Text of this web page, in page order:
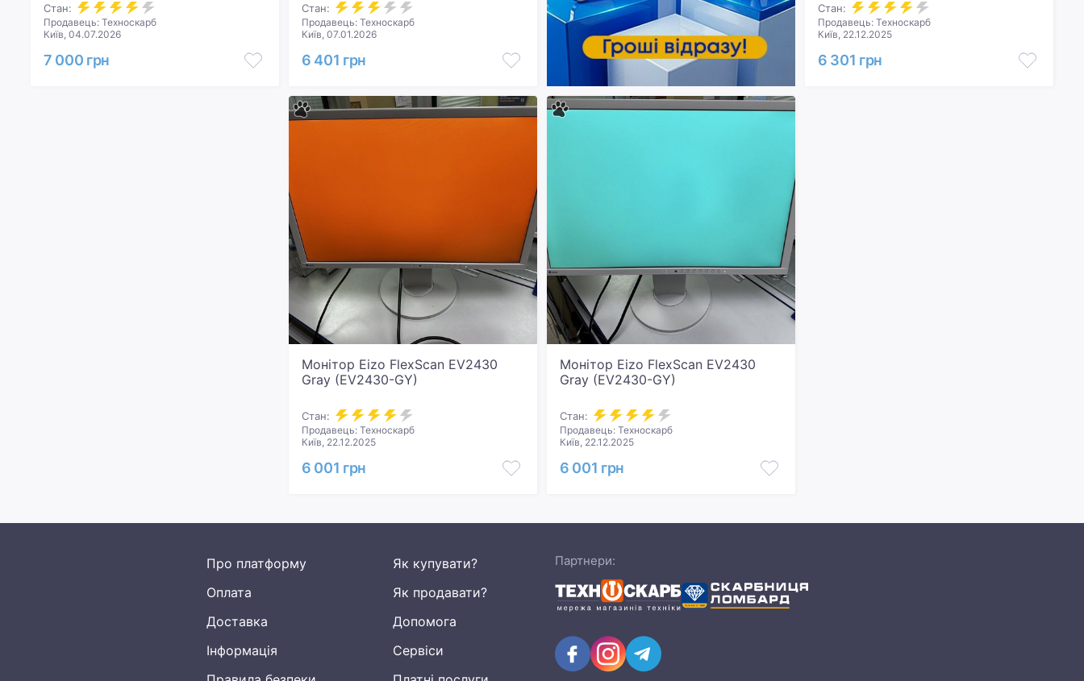
Стан:
Продавець: Техноскарб
Київ, 04.07.2026
7 000 грн
Стан:
Продавець: Техноскарб
Київ, 07.01.2026
6 401 грн
Стан:
Продавець: Техноскарб
Київ, 22.12.2025
6 301 грн
Монітор Eizo FlexScan EV2430
Gray (EV2430-GY)
Стан:
Продавець: Техноскарб
Київ, 22.12.2025
6 001 грн
Монітор Eizo FlexScan EV2430
Gray (EV2430-GY)
Стан:
Продавець: Техноскарб
Київ, 22.12.2025
6 001 грн
Про платформу
Оплата
Доставка
Інформація
Як купувати?
Як продавати?
Допомога
Сервіси
Партнери: